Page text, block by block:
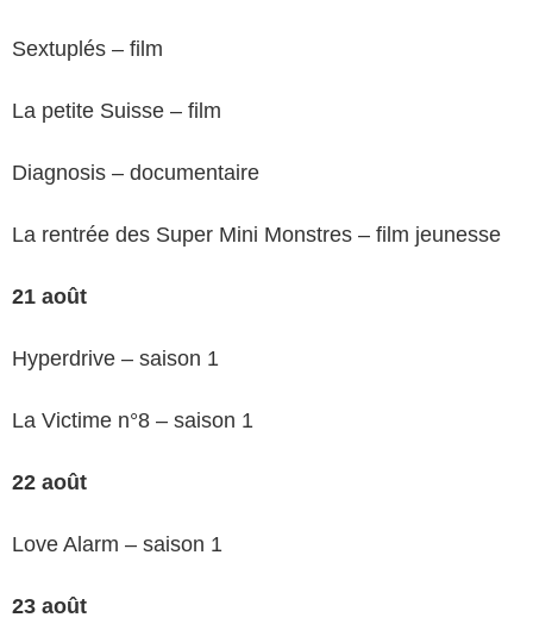
Sextuplés – film
La petite Suisse – film
Diagnosis – documentaire
La rentrée des Super Mini Monstres – film jeunesse
21 août
Hyperdrive – saison 1
La Victime n°8 – saison 1
22 août
Love Alarm – saison 1
23 août